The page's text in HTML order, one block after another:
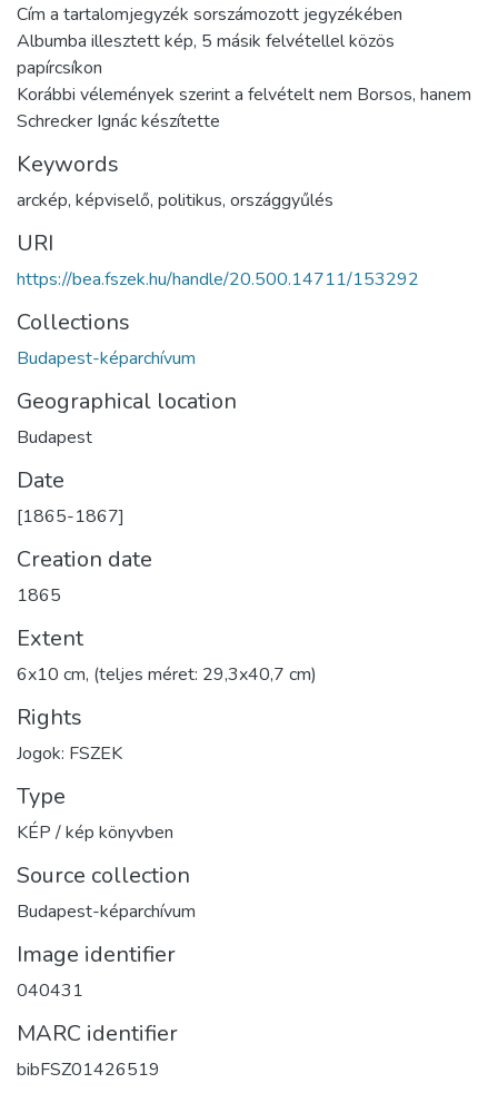
Cím a tartalomjegyzék sorszámozott jegyzékében
Albumba illesztett kép, 5 másik felvétellel közös
papírcsíkon
Korábbi vélemények szerint a felvételt nem Borsos, hanem
Schrecker Ignác készítette
Keywords
arckép, képviselő, politikus, országgyűlés
URI
https://bea.fszek.hu/handle/20.500.14711/153292
Collections
Budapest-képarchívum
Geographical location
Budapest
Date
[1865-1867]
Creation date
1865
Extent
6x10 cm, (teljes méret: 29,3x40,7 cm)
Rights
Jogok: FSZEK
Type
KÉP / kép könyvben
Source collection
Budapest-képarchívum
Image identifier
040431
MARC identifier
bibFSZ01426519